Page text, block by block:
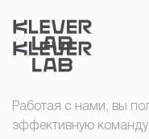
Работая с нами, вы
эффективную команду